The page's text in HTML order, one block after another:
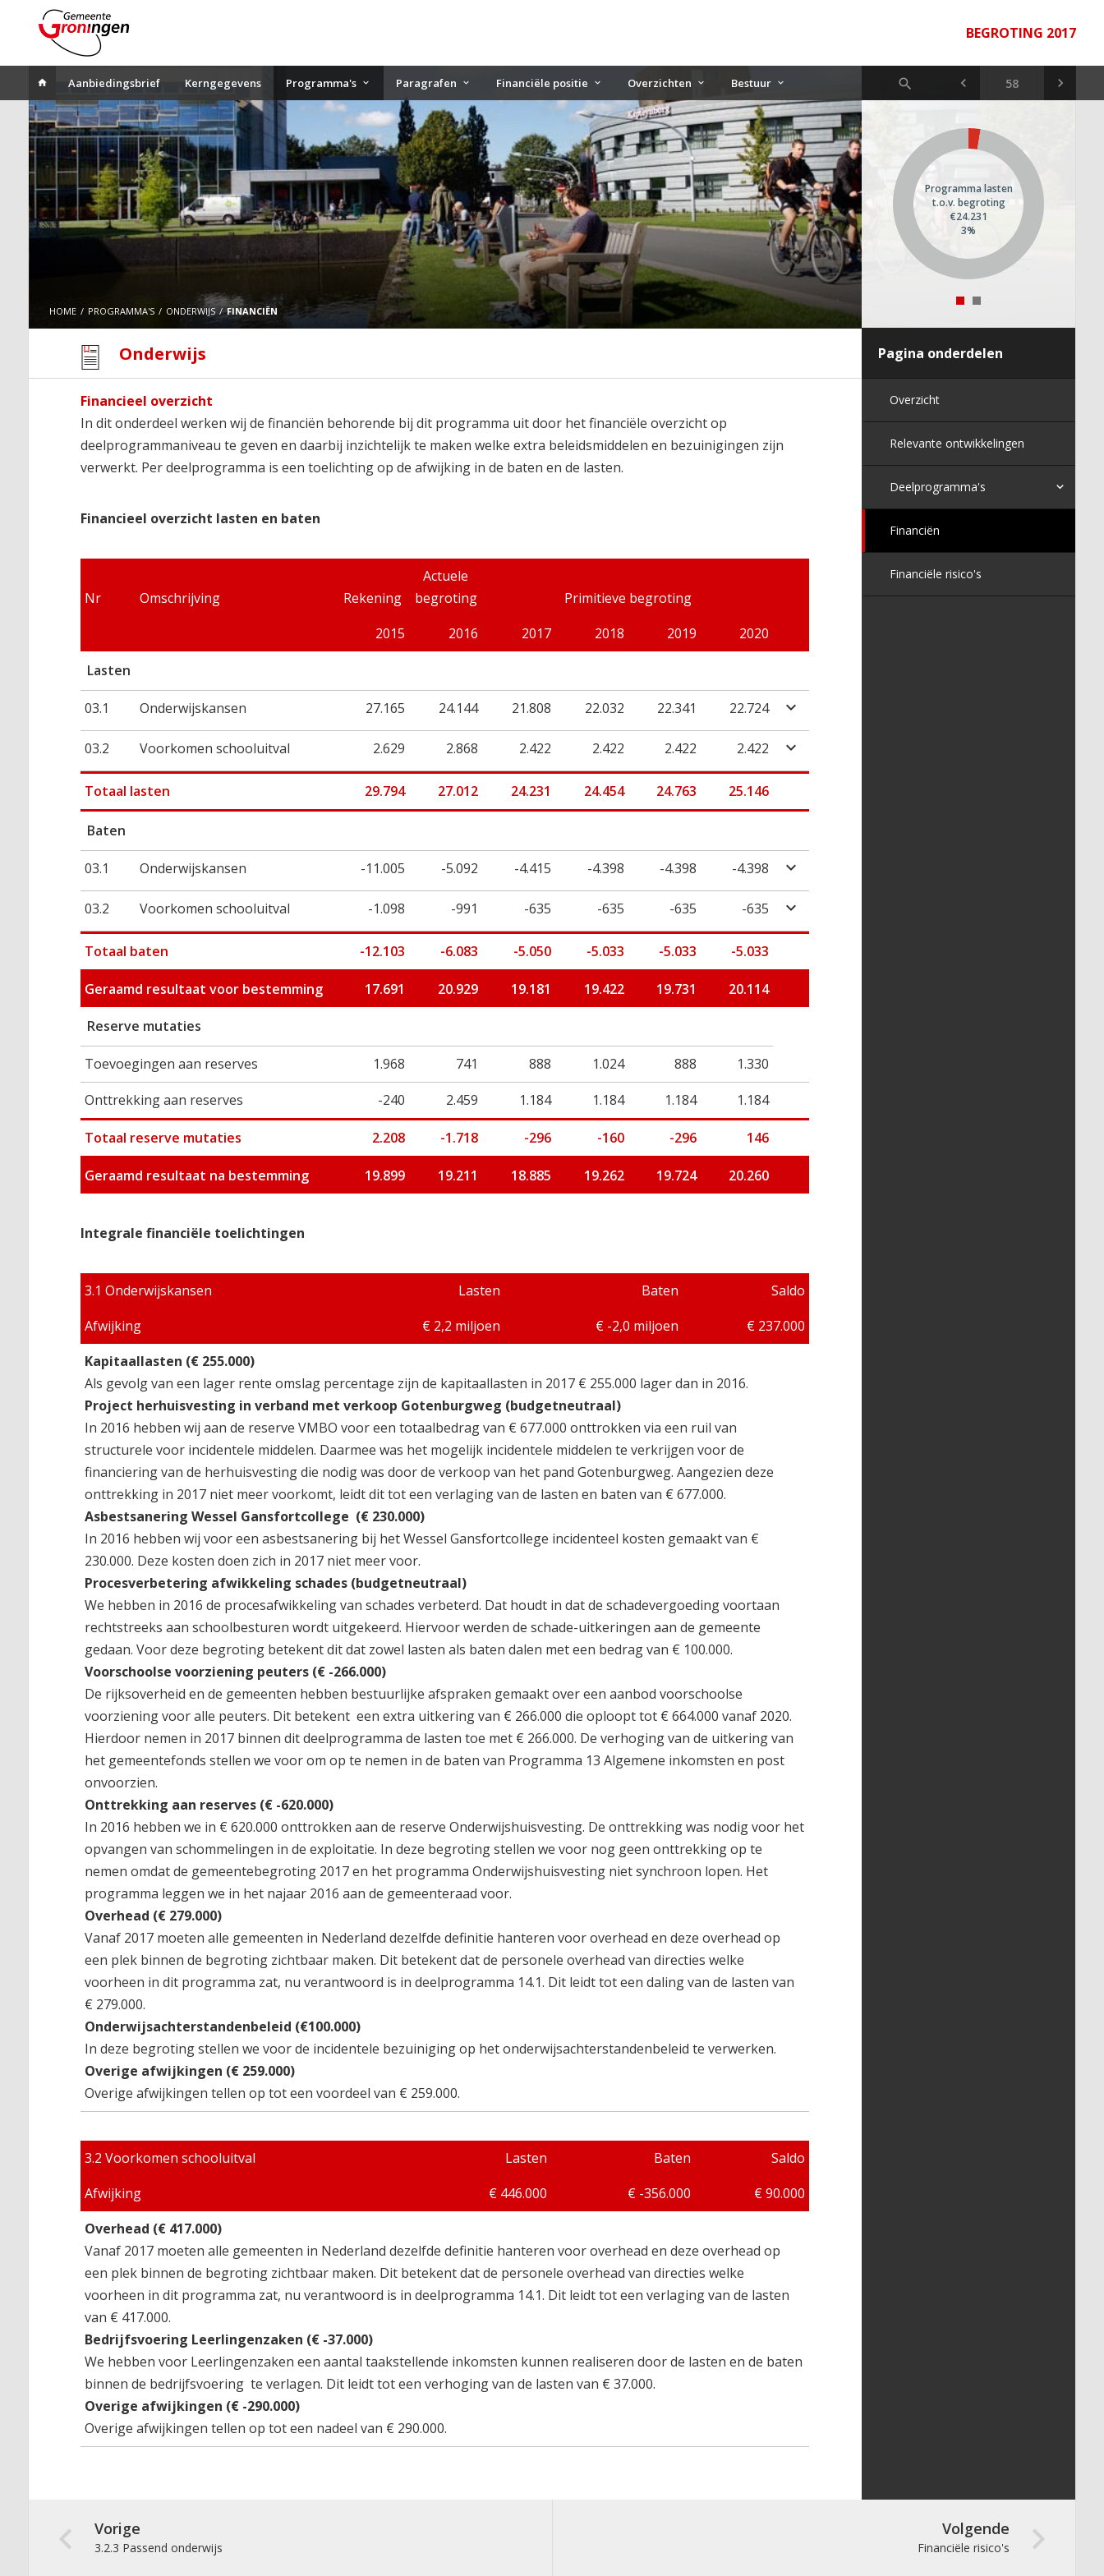
BEGROTING 2017
Aanbiedingsbrief Kerngegevens Programma's Paragrafen Financiële positie Overzichten Bestuur
HOME PROGRAMMA'S ONDERWIJS FINANCIËN
Programma lasten
t.o.v. begroting
€24.231
3%
Pagina onderdelen
Overzicht
Relevante ontwikkelingen
Deelprogramma's
Financiën
Financiële risico's
Onderwijs
Financieel overzicht
In dit onderdeel werken wij de financiën behorende bij dit programma uit door het financiële overzicht op
deelprogrammaniveau te geven en daarbij inzichtelijk te maken welke extra beleidsmiddelen en bezuinigingen zijn
verwerkt. Per deelprogramma is een toelichting op de afwijking in de baten en de lasten.
Financieel overzicht lasten en baten
Nr Omschrijving Rekening
Actuele
begroting
Primitieve begroting
2015
2016 2017 2018 2019 2020
Lasten
03.1 Onderwijskansen 27.165 24.144 21.808 22.032 22.341 22.724
03.2 Voorkomen schooluitval 2.629 2.868 2.422 2.422 2.422 2.422
Totaal lasten 29.794 27.012 24.231 24.454 24.763 25.146
Baten
03.1 Onderwijskansen -11.005 -5.092 -4.415 -4.398 -4.398 -4.398
03.2 Voorkomen schooluitval -1.098 -991 -635 -635 -635 -635
Totaal baten -12.103 -6.083 -5.050 -5.033 -5.033 -5.033
Geraamd resultaat voor bestemming 17.691 20.929 19.181 19.422 19.731 20.114
Reserve mutaties
Toevoegingen aan reserves 1.968 741 888 1.024 888
1.330
Onttrekking aan reserves
-240 2.459 1.184 1.184 1.184 1.184
Totaal reserve mutaties 2.208 -1.718 -296 -160 -296 146
Geraamd resultaat na bestemming 19.899 19.211 18.885 19.262 19.724 20.260
Integrale financiële toelichtingen
3.1 Onderwijskansen Lasten Baten
Saldo
Afwijking
€ 2,2 miljoen € -2,0 miljoen
€ 237.000
Kapitaallasten (€ 255.000)
Als gevolg van een lager rente omslag percentage zijn de kapitaallasten in 2017 € 255.000 lager dan in 2016.
Project herhuisvesting in verband met verkoop Gotenburgweg (budgetneutraal)
In 2016 hebben wij aan de reserve VMBO voor een totaalbedrag van € 677.000 onttrokken via een ruil van
structurele voor incidentele middelen. Daarmee was het mogelijk incidentele middelen te verkrijgen voor de
financiering van de herhuisvesting die nodig was door de verkoop van het pand Gotenburgweg. Aangezien deze
onttrekking in 2017 niet meer voorkomt, leidt dit tot een verlaging van de lasten en baten van € 677.000.
Asbestsanering Wessel Gansfortcollege (€ 230.000)
In 2016 hebben wij voor een asbestsanering bij het Wessel Gansfortcollege incidenteel kosten gemaakt van €
230.000. Deze kosten doen zich in 2017 niet meer voor.
Procesverbetering afwikkeling schades (budgetneutraal)
We hebben in 2016 de procesafwikkeling van schades verbeterd. Dat houdt in dat de schadevergoeding voortaan
rechtstreeks aan schoolbesturen wordt uitgekeerd. Hiervoor werden de schade-uitkeringen aan de gemeente
gedaan. Voor deze begroting betekent dit dat zowel lasten als baten dalen met een bedrag van € 100.000.
Voorschoolse voorziening peuters (€ -266.000)
De rijksoverheid en de gemeenten hebben bestuurlijke afspraken gemaakt over een aanbod voorschoolse
voorziening voor alle peuters. Dit betekent een extra uitkering van € 266.000 die oploopt tot € 664.000 vanaf 2020.
Hierdoor nemen in 2017 binnen dit deelprogramma de lasten toe met € 266.000. De verhoging van de uitkering van
het gemeentefonds stellen we voor om op te nemen in de baten van Programma 13 Algemene inkomsten en post
onvoorzien.
Onttrekking aan reserves (€ -620.000)
In 2016 hebben we in € 620.000 onttrokken aan de reserve Onderwijshuisvesting. De onttrekking was nodig voor het
opvangen van schommelingen in de exploitatie. In deze begroting stellen we voor nog geen onttrekking op te
nemen omdat de gemeentebegroting 2017 en het programma Onderwijshuisvesting niet synchroon lopen. Het
programma leggen we in het najaar 2016 aan de gemeenteraad voor.
Overhead (€ 279.000)
Vanaf 2017 moeten alle gemeenten in Nederland dezelfde definitie hanteren voor overhead en deze overhead op
een plek binnen de begroting zichtbaar maken. Dit betekent dat de personele overhead van directies welke
voorheen in dit programma zat, nu verantwoord is in deelprogramma 14.1. Dit leidt tot een daling van de lasten van
€ 279.000.
Onderwijsachterstandenbeleid (€100.000)
In deze begroting stellen we voor de incidentele bezuiniging op het onderwijsachterstandenbeleid te verwerken.
Overige afwijkingen (€ 259.000)
Overige afwijkingen tellen op tot een voordeel van € 259.000.
3.2 Voorkomen schooluitval Lasten Baten
Saldo
Afwijking
€ 446.000 € -356.000
€ 90.000
Overhead (€ 417.000)
Vanaf 2017 moeten alle gemeenten in Nederland dezelfde definitie hanteren voor overhead en deze overhead op
een plek binnen de begroting zichtbaar maken. Dit betekent dat de personele overhead van directies welke
voorheen in dit programma zat, nu verantwoord is in deelprogramma 14.1. Dit leidt tot een verlaging van de lasten
van € 417.000.
Bedrijfsvoering Leerlingenzaken (€ -37.000)
We hebben voor Leerlingenzaken een aantal taakstellende inkomsten kunnen realiseren door de lasten en de baten
binnen de bedrijfsvoering te verlagen. Dit leidt tot een verhoging van de lasten van € 37.000.
Overige afwijkingen (€ -290.000)
Overige afwijkingen tellen op tot een nadeel van € 290.000.
Vorige
3.2.3 Passend onderwijs
Volgende
Financiële risico's